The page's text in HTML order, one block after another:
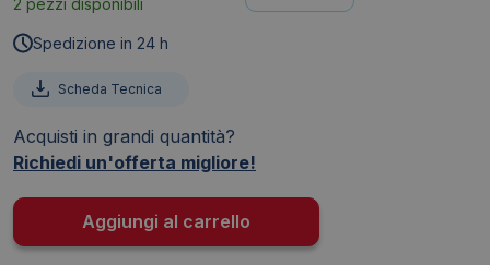
in
impilabile
-
41,8x26,6x19,3
Spedizione in 24 h
Scheda Tecnica
Acquisti in grandi quantità?
Richiedi un'offerta migliore!
Aggiungi al carrello